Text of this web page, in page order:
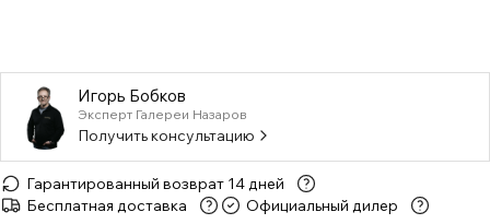
Игорь Бобков
Эксперт Галереи Назаров
Получить консультацию
Гарантированный возврат 14 дней
Бесплатная доставка
Официальный дилер